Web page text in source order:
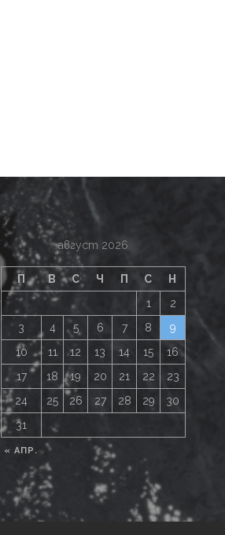
август 2026
П В С Ч П С Н
« АПР.
1
2
3
4 5 6 7 8
9
10
11 12 13 14 15
16
17
18 19 20 21 22
23
24
25 26 27 28 29
30
31